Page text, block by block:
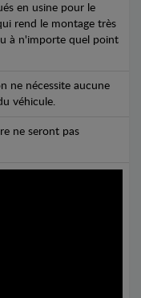
en usine pour le
rend le montage très
à n'importe quel point
ne nécessite aucune
véhicule.
ne seront pas